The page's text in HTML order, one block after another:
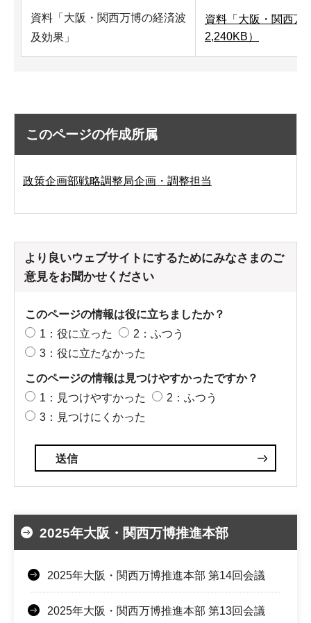
資料「大阪・関西万博の経済波
及効果」
資料「大阪・関西万
2,240KB）
このページの作成所属
政策企画部戦略調整局企画・調整担当
より良いウェブサイトにするためにみなさまのご
意見をお聞かせください
このページの情報は役に立ちましたか？
1：役に立った
2：ふつう
3：役に立たなかった
このページの情報は見つけやすかったですか？
1：見つけやすかった
2：ふつう
3：見つけにくかった
2025年大阪・関西万博推進本部
2025年大阪・関西万博推進本部 第14回会議
2025年大阪・関西万博推進本部 第13回会議